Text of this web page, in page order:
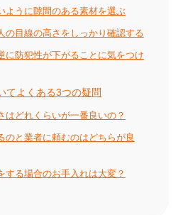
ように隙間のある素材を選ぶ
の目線の高さをしっかり確認する
に防犯性が下がることに気をつけ
てよくある3つの疑問
はどれくらいが一番良いの？
のと業者に頼むのはどちらが良
する場合のお手入れは大変？